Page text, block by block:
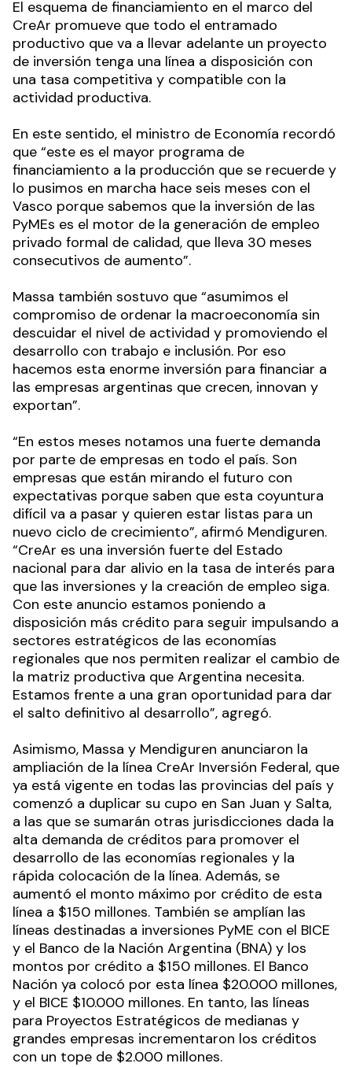
El esquema de financiamiento en el marco del
CreAr promueve que todo el entramado
productivo que va a llevar adelante un proyecto
de inversión tenga una línea a disposición con
una tasa competitiva y compatible con la
actividad productiva.
En este sentido, el ministro de Economía recordó
que “este es el mayor programa de
financiamiento a la producción que se recuerde y
lo pusimos en marcha hace seis meses con el
Vasco porque sabemos que la inversión de las
PyMEs es el motor de la generación de empleo
privado formal de calidad, que lleva 30 meses
consecutivos de aumento”.
Massa también sostuvo que “asumimos el
compromiso de ordenar la macroeconomía sin
descuidar el nivel de actividad y promoviendo el
desarrollo con trabajo e inclusión. Por eso
hacemos esta enorme inversión para financiar a
las empresas argentinas que crecen, innovan y
exportan”.
“En estos meses notamos una fuerte demanda
por parte de empresas en todo el país. Son
empresas que están mirando el futuro con
expectativas porque saben que esta coyuntura
difícil va a pasar y quieren estar listas para un
nuevo ciclo de crecimiento”, afirmó Mendiguren.
“CreAr es una inversión fuerte del Estado
nacional para dar alivio en la tasa de interés para
que las inversiones y la creación de empleo siga.
Con este anuncio estamos poniendo a
disposición más crédito para seguir impulsando a
sectores estratégicos de las economías
regionales que nos permiten realizar el cambio de
la matriz productiva que Argentina necesita.
Estamos frente a una gran oportunidad para dar
el salto definitivo al desarrollo”, agregó.
Asimismo, Massa y Mendiguren anunciaron la
ampliación de la línea CreAr Inversión Federal, que
ya está vigente en todas las provincias del país y
comenzó a duplicar su cupo en San Juan y Salta,
a las que se sumarán otras jurisdicciones dada la
alta demanda de créditos para promover el
desarrollo de las economías regionales y la
rápida colocación de la línea. Además, se
aumentó el monto máximo por crédito de esta
línea a $150 millones. También se amplían las
líneas destinadas a inversiones PyME con el BICE
y el Banco de la Nación Argentina (BNA) y los
montos por crédito a $150 millones. El Banco
Nación ya colocó por esta línea $20.000 millones,
y el BICE $10.000 millones. En tanto, las líneas
para Proyectos Estratégicos de medianas y
grandes empresas incrementaron los créditos
con un tope de $2.000 millones.